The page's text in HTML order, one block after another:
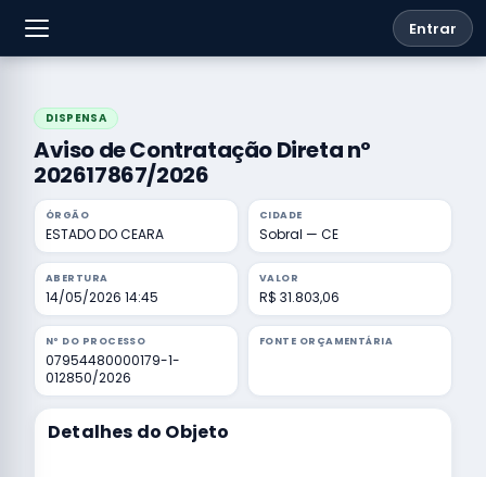
Entrar
DISPENSA
Aviso de Contratação Direta nº
202617867/2026
ÓRGÃO
ESTADO DO CEARA
CIDADE
Sobral — CE
ABERTURA
14/05/2026 14:45
VALOR
R$ 31.803,06
Nº DO PROCESSO
07954480000179-1-
012850/2026
FONTE ORÇAMENTÁRIA
Detalhes do Objeto